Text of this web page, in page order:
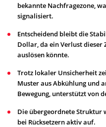
bekannte Nachfragezone,
signalisiert.
Entscheidend bleibt die
Dollar, da ein Verlust
auslösen könnte.
Trotz lokaler Unsicherheit
Muster aus Abkühlung und
Bewegung, unterstützt von
Die übergeordnete
bei Rücksetzern aktiv auf.